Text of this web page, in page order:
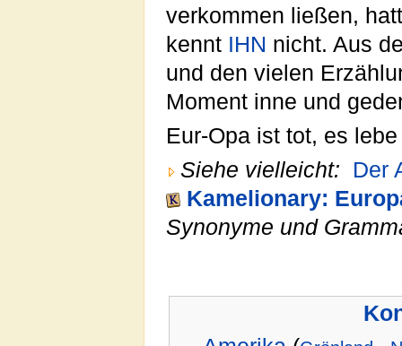
verkommen ließen,
kennt IHN nicht. Aus
und den vielen
Moment inne und
Eur-Opa ist tot, es
Siehe vielleicht:
Der
Kamelionary:
Synonyme und